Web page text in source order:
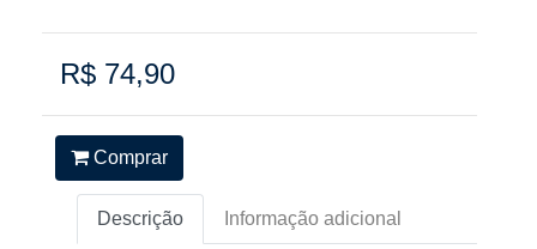
R$ 74,90
Comprar
Descrição Informação adicional